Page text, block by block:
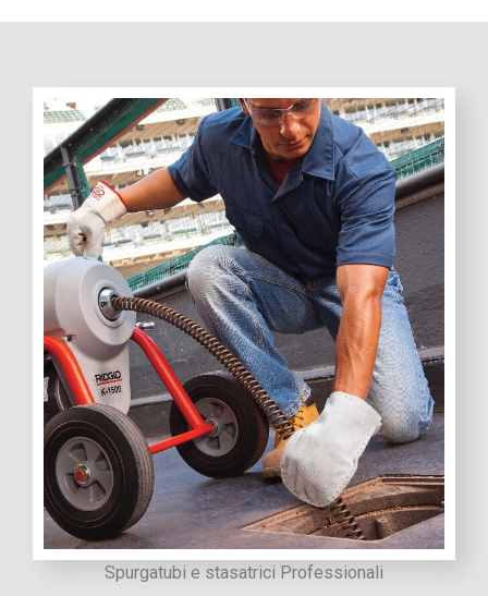
Spurgatubi e stasatrici Professionali